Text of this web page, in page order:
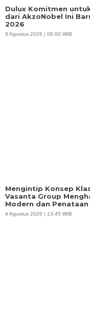
Dulux Komitmen
dari AkzoNobel Ini
2026
5 Agustus 2026 | 06:00 WIB
Mengintip Konsep
Vasanta Group
Modern dan
4 Agustus 2026 | 13:45 WIB